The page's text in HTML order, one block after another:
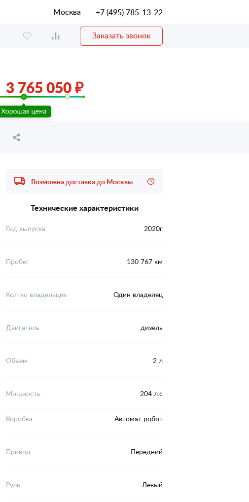
Москва +7 (495) 785-13-22
Заказать звонок
3 765 050 ₽
Возможна доставка до Москвы
Технические характеристики
Год выпуска 2020г
Пробег 130 767 км
Кол-во владельцев Один владелец
Двигатель дизель
Объем 2 л
Мощность 204 л.с
Коробка Автомат робот
Привод Передний
Руль Левый